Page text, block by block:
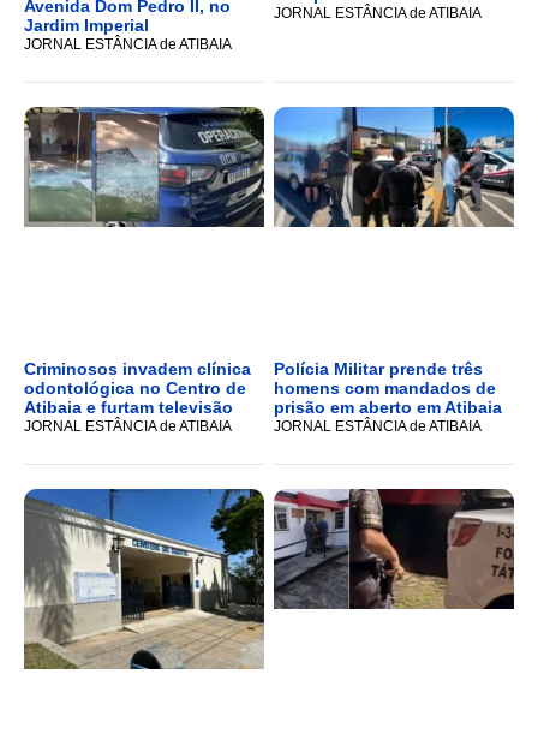
Avenida Dom Pedro II, no
Jardim Imperial
JORNAL ESTÂNCIA de ATIBAIA
JORNAL ESTÂNCIA de ATIBAIA
Criminosos invadem clínica
odontológica no Centro de
Atibaia e furtam televisão
JORNAL ESTÂNCIA de ATIBAIA
Polícia Militar prende três
homens com mandados de
prisão em aberto em Atibaia
JORNAL ESTÂNCIA de ATIBAIA